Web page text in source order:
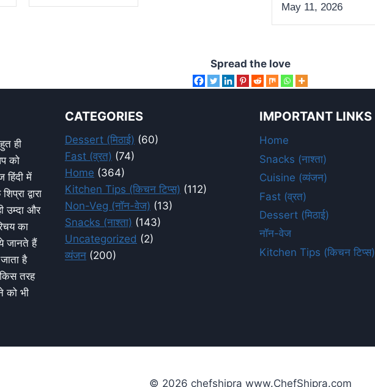
May 11, 2026
Spread the love
ही
को
हिंदी में
द्वारा
उम्दा और
का
जानते हैं
है
तरह
को भी
CATEGORIES
Dessert (मिठाई) (60)
Fast (व्रत) (74)
Home (364)
Kitchen Tips (किचन टिप्स) (112)
Non-Veg (नॉन-वेज) (13)
Snacks (नाश्ता) (143)
Uncategorized (2)
व्यंजन (200)
IMPORTANT LINKS
Home
Snacks (नाश्ता)
Cuisine (व्यंजन)
Fast (व्रत)
Dessert (मिठाई)
नॉन-वेज
Kitchen Tips (किचन टिप्स)
© 2026 chefshipra www.ChefShipra.com